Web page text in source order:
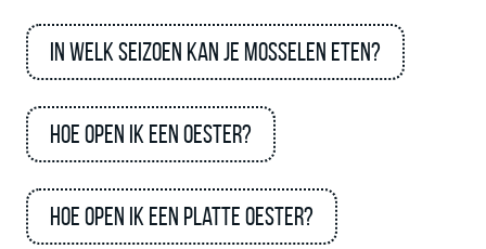
In welk seizoen kan je mosselen eten?
Hoe open ik een oester?
Hoe open ik een platte oester?